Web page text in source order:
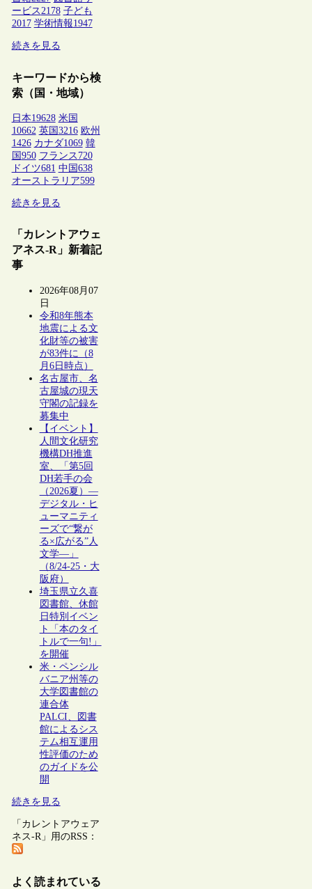
ービス2178 子ども
2017 学術情報1947
続きを見る
キーワードから検
索（国・地域）
日本19628 米国
10662 英国 3216 欧州
1426 カナダ1069 韓
国 950 フランス 720
ドイツ681 中国 638
オーストラリア599
続きを見る
「カレントアウェ
アネス-R」新着記
事
2026年08月07
日
令和8年熊本
地震による文
化財等の被害
が83件に（8
月6日時点）
名古屋市、名
古屋城の現天
守閣の記録を
募集中
【イベント】
人間文化研究
機構DH推進
室、「第5回
DH若手の会
（2026夏）―
デジタル・ヒ
ューマニティ
ーズで“繋が
る×広がる”人
文学―」
（8/24-25・大
阪府）
埼玉県立久喜
図書館、休館
日特別イベン
ト「本のタイ
トルで一句!」
を開催
米・ペンシル
バニア州等の
大学図書館の
連合体
PALCI、図書
館によるシス
テム相互運用
性評価のため
のガイドを公
開
続きを見る
「カレントアウェア
ネス-R」用のRSS：
よく読まれている